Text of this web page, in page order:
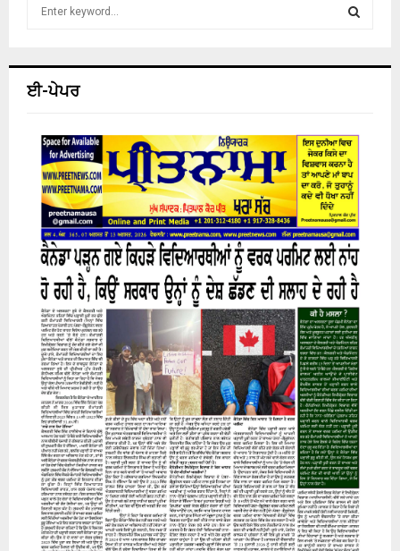
h
C
H
ਈ-ਪੇਪਰ
07 August 2026